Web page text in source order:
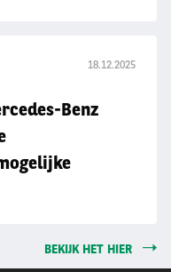
18.12.2025
Benz
BEKIJK HET HIER